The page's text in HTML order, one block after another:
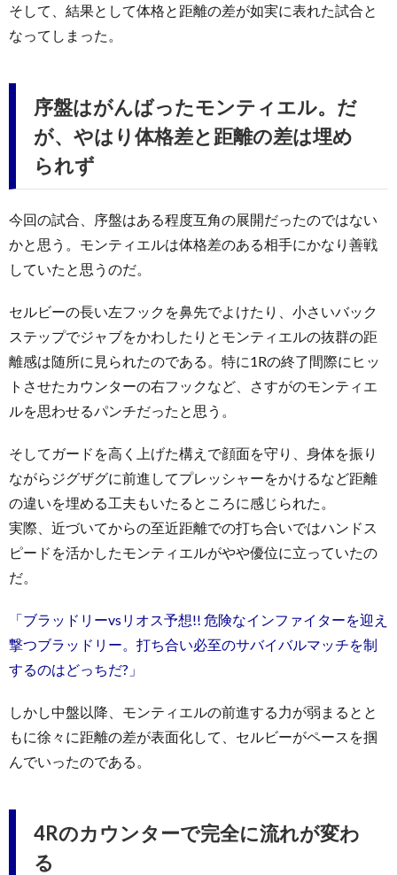
そして、結果として体格と距離の差が如実に表れた試合と
なってしまった。
序盤はがんばったモンティエル。だ
が、やはり体格差と距離の差は埋め
られず
今回の試合、序盤はある程度互角の展開だったのではない
かと思う。モンティエルは体格差のある相手にかなり善戦
していたと思うのだ。
セルビーの長い左フックを鼻先でよけたり、小さいバック
ステップでジャブをかわしたりとモンティエルの抜群の距
離感は随所に見られたのである。特に1Rの終了間際にヒッ
トさせたカウンターの右フックなど、さすがのモンティエ
ルを思わせるパンチだったと思う。
そしてガードを高く上げた構えで顔面を守り、身体を振り
ながらジグザグに前進してプレッシャーをかけるなど距離
の違いを埋める工夫もいたるところに感じられた。
実際、近づいてからの至近距離での打ち合いではハンドス
ピードを活かしたモンティエルがやや優位に立っていたの
だ。
「ブラッドリーvsリオス予想!! 危険なインファイターを迎え
撃つブラッドリー。打ち合い必至のサバイバルマッチを制
するのはどっちだ?」
しかし中盤以降、モンティエルの前進する力が弱まるとと
もに徐々に距離の差が表面化して、セルビーがペースを掴
んでいったのである。
4Rのカウンターで完全に流れが変わ
る